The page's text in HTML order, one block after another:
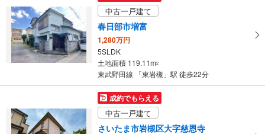
け
取
る
・
条
を
イ
ペ
中古一戸建て
春日部市増富
1,280万円
5SLDK
土地面積 119.11m2
東武野田線 「東岩槻」駅 徒歩22分
成約でもらえる
中古一戸建て
さいたま市岩槻区大字慈恩寺